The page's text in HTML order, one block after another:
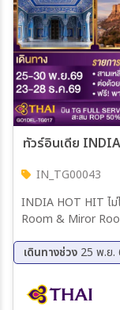
IN_TG00043
INDIA HOT HIT ไม่ไปไม่ได้แล้ว สุดพิเศ
Room & Miror Room ในพระร
มรดกแห่งอินเดีย จาก
อดห์ปูร์ ดินแดนแห่งมห
เดินทางช่วง 25 พ.ย.